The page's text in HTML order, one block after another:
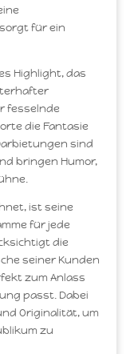
für ein
Highlight, das
fesselnde
die Fantasie
sind
bringen Humor,
ist seine
für jede
die
seiner Kunden
zum Anlass
passt. Dabei
Originalität, um
zu